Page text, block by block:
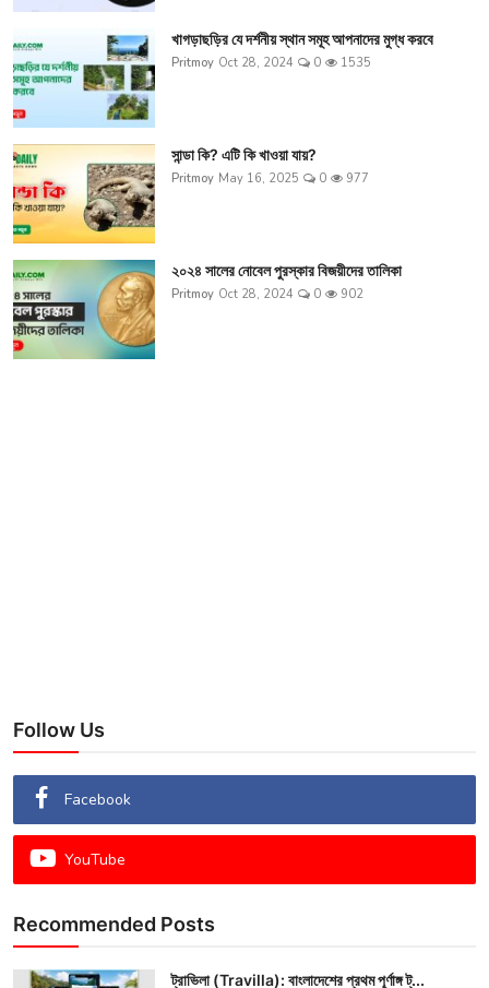
খাগড়াছড়ির যে দর্শনীয় স্থান সমূহ আপনাদের মুগ্ধ করবে
Pritmoy Oct 28, 2024 0 1535
সান্ডা কি? এটি কি খাওয়া যায়?
Pritmoy May 16, 2025 0 977
২০২৪ সালের নোবেল পুরস্কার বিজয়ীদের তালিকা
Pritmoy Oct 28, 2024 0 902
Follow Us
Facebook
YouTube
Recommended Posts
ট্রাভিলা (Travilla): বাংলাদেশের প্রথম পূর্ণাঙ্গ ট্...